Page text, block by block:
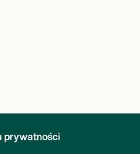
prywatności